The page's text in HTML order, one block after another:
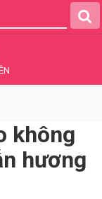
không
hương